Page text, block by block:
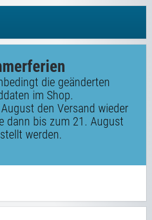
die geänderten
im Shop.
den Versand wieder
dann bis zum 21. August
werden.